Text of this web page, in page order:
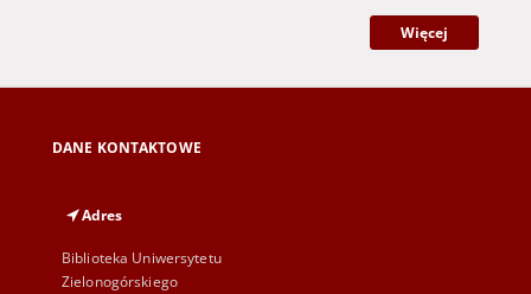
Więcej
DANE KONTAKTOWE
Adres
Biblioteka Uniwersytetu
Zielonogórskiego